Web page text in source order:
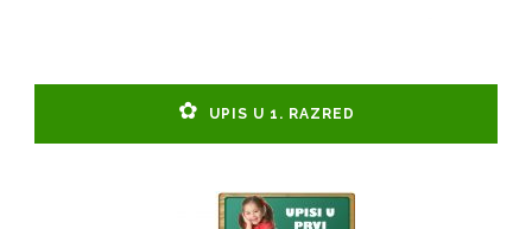
UPIS U 1. RAZRED